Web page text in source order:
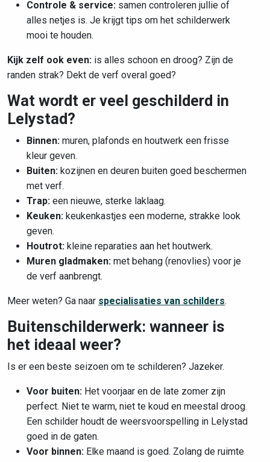
Controle & service: samen controleren jullie of
alles netjes is. Je krijgt tips om het schilderwerk
mooi te houden.
Kijk zelf ook even: is alles schoon en droog? Zijn de
randen strak? Dekt de verf overal goed?
Wat wordt er veel geschilderd in
Lelystad?
Binnen: muren, plafonds en houtwerk een frisse
kleur geven.
Buiten: kozijnen en deuren buiten goed beschermen
met verf.
Trap: een nieuwe, sterke laklaag.
Keuken: keukenkastjes een moderne, strakke look
geven.
Houtrot: kleine reparaties aan het houtwerk.
Muren gladmaken: met behang (renovlies) voor je
de verf aanbrengt.
Meer weten? Ga naar specialisaties van schilders.
Buitenschilderwerk: wanneer is
het ideaal weer?
Is er een beste seizoen om te schilderen? Jazeker.
Voor buiten: Het voorjaar en de late zomer zijn
perfect. Niet te warm, niet te koud en meestal droog.
Een schilder houdt de weersvoorspelling in Lelystad
goed in de gaten.
Voor binnen: Elke maand is goed. Zolang de ruimte